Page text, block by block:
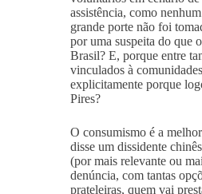
assistência, como
grande porte não foi
por uma suspeita do que
Brasil? E, porque entre
vinculados à
explicitamente porque
Pires?
O consumismo é a
disse um dissidente
(por mais relevante ou
denúncia, com tantas
prateleiras, quem vai